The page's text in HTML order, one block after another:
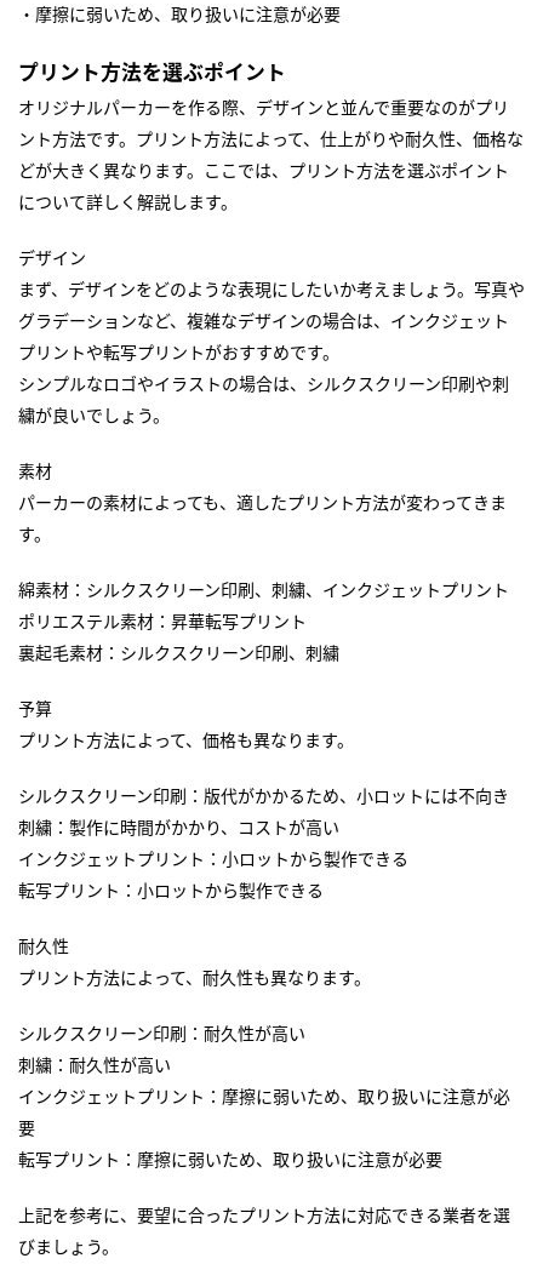
・摩擦に弱いため、取り扱いに注意が必要
プリント方法を選ぶポイント
オリジナルパーカーを作る際、デザインと並んで重要なのがプリ
ント方法です。プリント方法によって、仕上がりや耐久性、価格な
どが大きく異なります。ここでは、プリント方法を選ぶポイント
について詳しく解説します。
デザイン
まず、デザインをどのような表現にしたいか考えましょう。写真や
グラデーションなど、複雑なデザインの場合は、インクジェット
プリントや転写プリントがおすすめです。
シンプルなロゴやイラストの場合は、シルクスクリーン印刷や刺
繍が良いでしょう。
素材
パーカーの素材によっても、適したプリント方法が変わってきま
す。
綿素材：シルクスクリーン印刷、刺繍、インクジェットプリント
ポリエステル素材：昇華転写プリント
裏起毛素材：シルクスクリーン印刷、刺繍
予算
プリント方法によって、価格も異なります。
シルクスクリーン印刷：版代がかかるため、小ロットには不向き
刺繍：製作に時間がかかり、コストが高い
インクジェットプリント：小ロットから製作できる
転写プリント：小ロットから製作できる
耐久性
プリント方法によって、耐久性も異なります。
シルクスクリーン印刷：耐久性が高い
刺繍：耐久性が高い
インクジェットプリント：摩擦に弱いため、取り扱いに注意が必
要
転写プリント：摩擦に弱いため、取り扱いに注意が必要
上記を参考に、要望に合ったプリント方法に対応できる業者を選
びましょう。